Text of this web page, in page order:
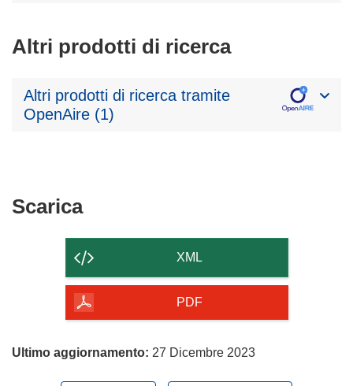
Altri prodotti di ricerca
Altri prodotti di ricerca tramite
OpenAire (1)
ScaricaScarica
contenuto
della
pagina
XML
PDF
Ultimo aggiornamento: 27 Dicembre 2023